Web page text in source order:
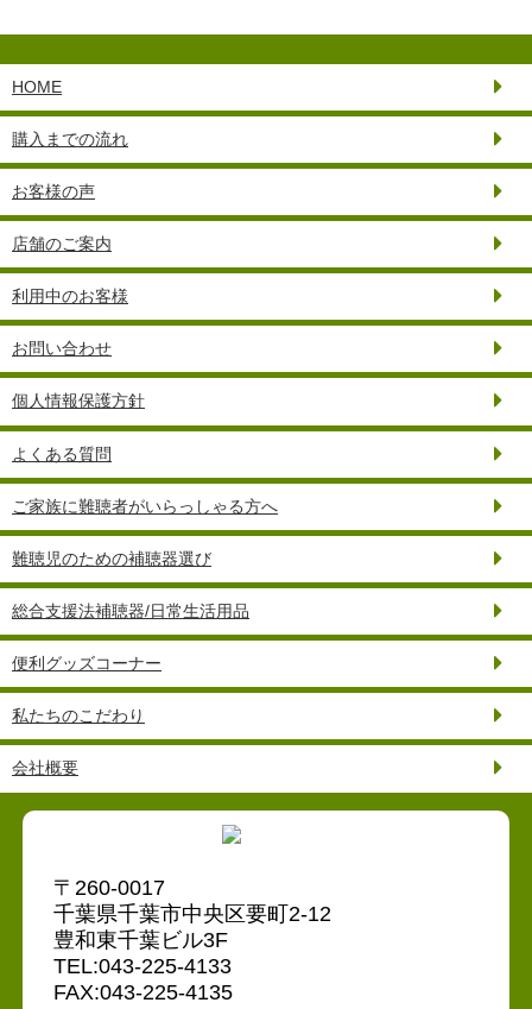
HOME
購入までの流れ
お客様の声
店舗のご案内
利用中のお客様
お問い合わせ
個人情報保護方針
よくある質問
ご家族に難聴者がいらっしゃる方へ
難聴児のための補聴器選び
総合支援法補聴器/日常生活用品
便利グッズコーナー
私たちのこだわり
会社概要
〒260-0017
千葉県千葉市中央区要町2-12
豊和東千葉ビル3F
TEL:043-225-4133
FAX:043-225-4135